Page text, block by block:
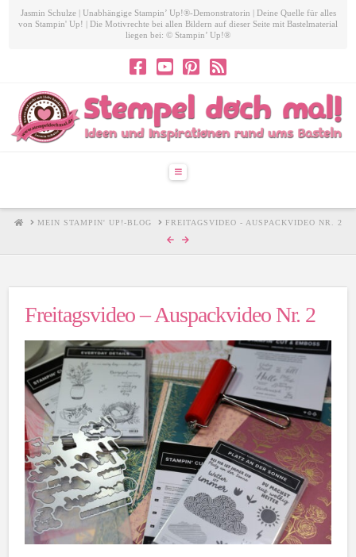
Jasmin Schulze | Unabhängige Stampin’ Up!®-Demonstratorin | Deine Quelle für alles
von Stampin' Up! | Die Motivrechte bei allen Bildern auf dieser Seite mit Bastelmaterial
liegen bei: © Stampin’ Up!®
Navigation
HOMEMEIN STAMPIN' UP!-BLOG FREITAGSVIDEO - AUSPACKVIDEO NR. 2
Freitagsvideo – Auspackvideo Nr. 2